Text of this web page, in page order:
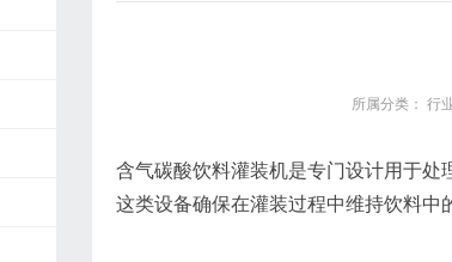
所属分类： 行
含气碳酸饮料灌装机是专门设计用于处
这类设备确保在灌装过程中维持饮料